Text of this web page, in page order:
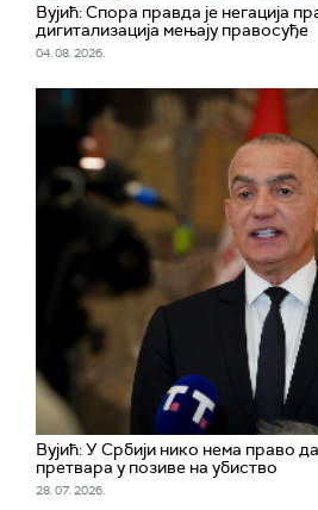
Вујић: Спора правда је негација
дигитализација мењају правосуђе
04. 08. 2026.
Вујић: У Србији нико нема право
претвара у позиве на убиство
28. 07. 2026.